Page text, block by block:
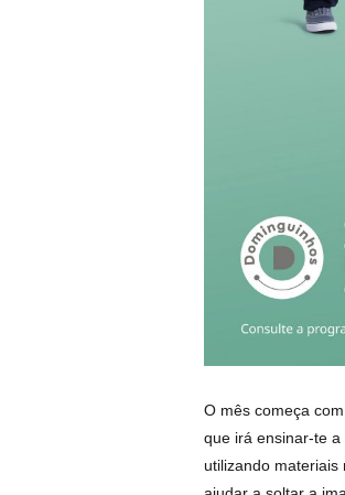
O mês começa
que irá ensinar-te
utilizando materiais